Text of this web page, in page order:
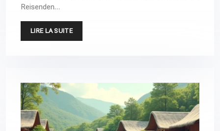
Reisenden…
LIRE LA SUITE